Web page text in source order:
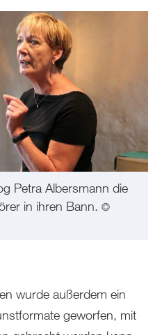
Petra Albersmann die
in ihren Bann. ©
wurde außerdem ein
geworfen, mit